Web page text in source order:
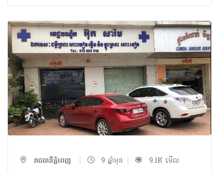
រាជធានីភ្នំពេញ | 9 ឆ្នាំមុន | 9.1K មើល